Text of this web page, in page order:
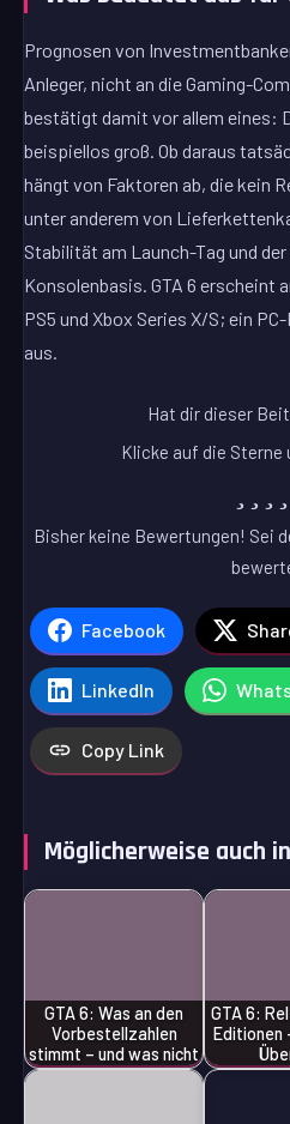
Prognosen von
Anleger, nicht an die Gaming-
bestätigt damit vor allem eines:
beispiellos groß. Ob daraus
hängt von Faktoren ab, die kein
unter anderem von
Stabilität am Launch-Tag und
Konsolenbasis. GTA 6 erscheint
PS5 und Xbox Series X/S; ein
aus.
Hat dir dieser
Klicke auf die Sterne
Bisher keine Bewertungen! Sei
Facebook
LinkedIn
Copy Link
Möglicherweise auch
GTA 6: Was an den
Vorbestellzahlen
stimmt – und was nicht
GTA 6:
Editionen